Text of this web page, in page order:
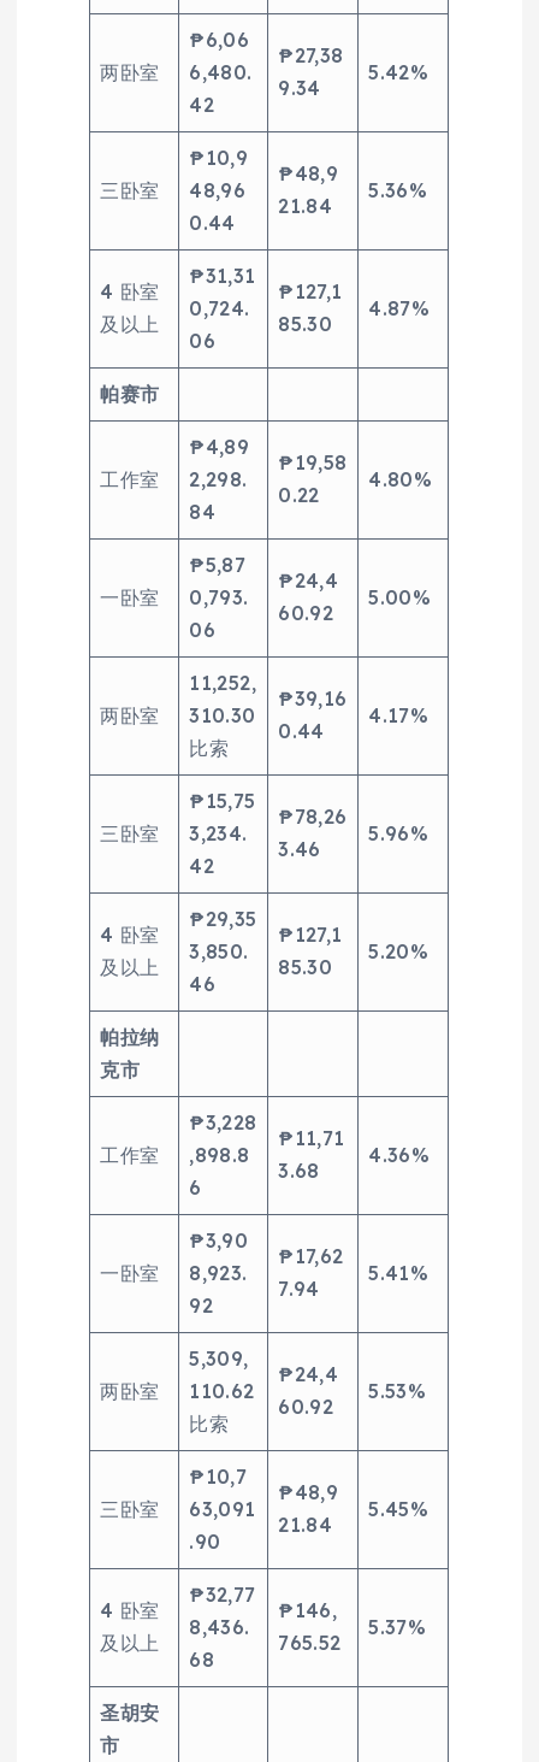
两卧室
₱6,06
6,480.
42
₱27,38
9.34
5.42%
三卧室
₱10,9
48,96
0.44
₱48,9
21.84
5.36%
4 卧室
及以上
₱31,31
0,724.
06
₱127,1
85.30
4.87%
帕赛市
工作室
₱4,89
2,298.
84
₱19,58
0.22
4.80%
一卧室
₱5,87
0,793.
06
₱24,4
60.92
5.00%
两卧室
11,252,
310.30
比索
₱39,16
0.44
4.17%
三卧室
₱15,75
3,234.
42
₱78,26
3.46
5.96%
4 卧室
及以上
₱29,35
3,850.
46
₱127,1
85.30
5.20%
帕拉纳
克市
工作室
₱3,228
,898.8
6
₱11,71
3.68
4.36%
一卧室
₱3,90
8,923.
92
₱17,62
7.94
5.41%
两卧室
5,309,
110.62
比索
₱24,4
60.92
5.53%
三卧室
₱10,7
63,091
.90
₱48,9
21.84
5.45%
4 卧室
及以上
₱32,77
8,436.
68
₱146,
765.52
5.37%
圣胡安
市